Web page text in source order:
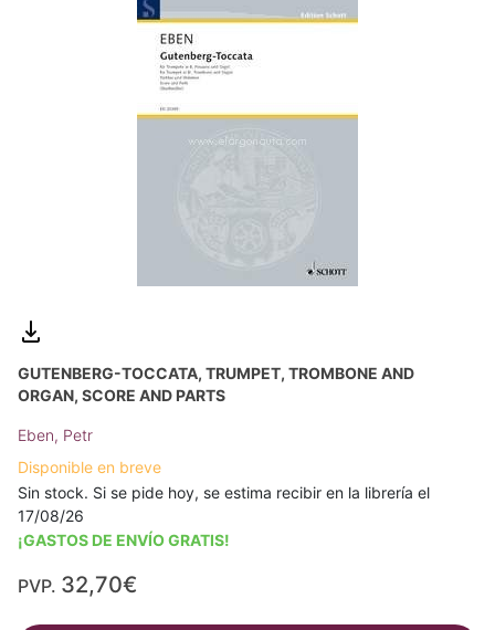
GUTENBERG-TOCCATA, TRUMPET, TROMBONE AND
ORGAN, SCORE AND PARTS
Eben, Petr
Disponible en breve
Sin stock. Si se pide hoy, se estima recibir en la librería el
17/08/26
¡GASTOS DE ENVÍO GRATIS!
PVP. 32,70€